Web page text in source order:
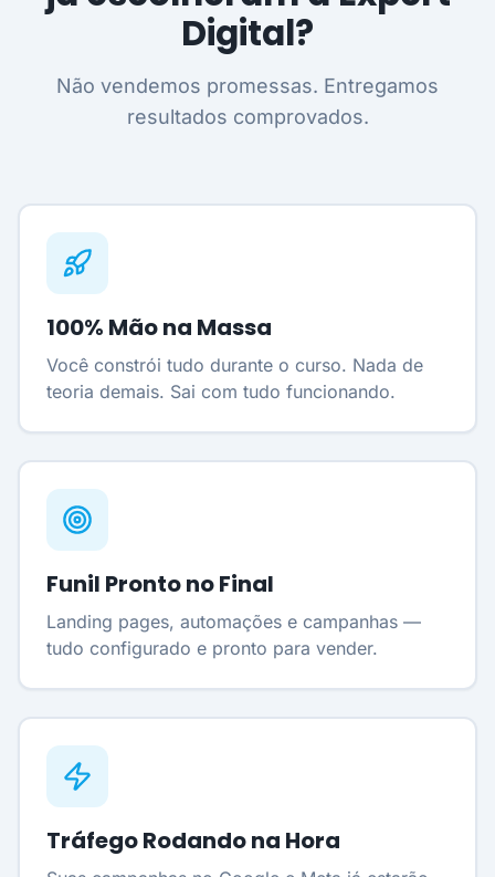
Digital?
Não vendemos promessas. Entregamos
resultados comprovados.
100% Mão na Massa
Você constrói tudo durante o curso. Nada de
teoria demais. Sai com tudo funcionando.
Funil Pronto no Final
Landing pages, automações e campanhas —
tudo configurado e pronto para vender.
Tráfego Rodando na Hora